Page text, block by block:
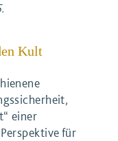
Kult
einer
für